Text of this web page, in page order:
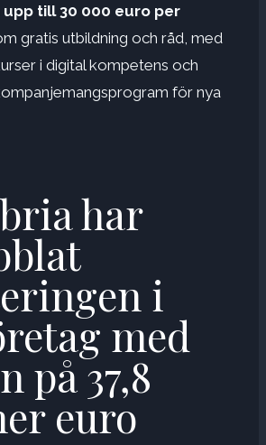
upp till 30 000 euro per
gratis utbildning och råd, med
i digital kompetens och
för nya
har
i
med
på 37,8
euro